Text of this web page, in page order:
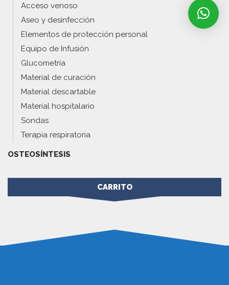
Acceso venoso
Aseo y desinfección
Elementos de protección personal
Equipo de Infusión
Glucometría
Material de curación
Material descartable
Material hospitalario
Sondas
Terapia respiratoria
OSTEOSÍNTESIS
CARRITO